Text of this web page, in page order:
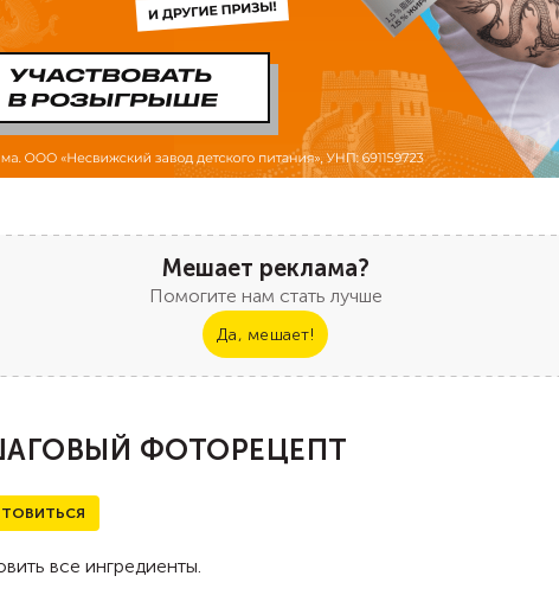
Мешает реклама?
Помогите нам стать лучше
Да, мешает!
ФОТОРЕЦЕПТ
все ингредиенты.